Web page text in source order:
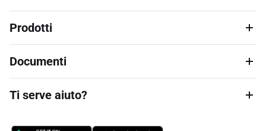
Prodotti
Documenti
Ti serve aiuto?